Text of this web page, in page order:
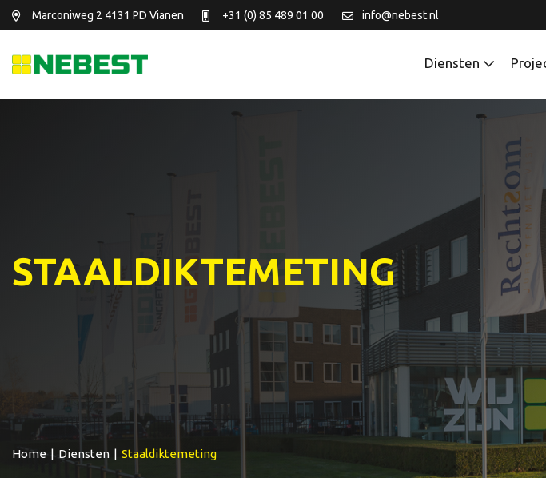
Marconiweg 2 4131 PD Vianen +31 (0) 85 489 01 00 info@nebest.nl
Diensten
STAALDIKTEMETING
Home | Diensten | Staaldiktemeting